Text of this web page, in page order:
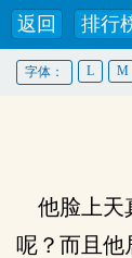
返回 排行
字体： L M
他脸上天
呢？而且他